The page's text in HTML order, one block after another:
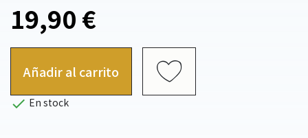
19,90 €
Añadir al carrito
 En stock